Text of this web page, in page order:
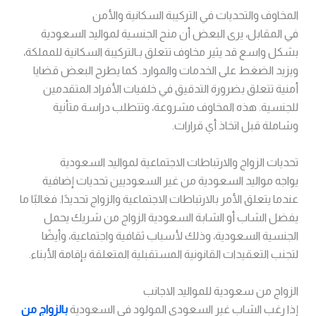
المخاوف والتحديات في التركيبة السكانية والأمن
في المقابل، يرى البعض أن منح الجنسية لمواليد السعودية
بشكل واسع قد يثير مخاوف تتعلق بـالتركيبة السكانية للمملكة،
ويزيد الضغط على الخدمات والموارد. كما يطرح البعض قضايا
أمنية تتعلق بضرورة التدقيق في خلفيات الأفراد المتقدمين
للجنسية. هذه المخاوف مشروعة، وتتطلب دراسة متأنية
وشاملة قبل اتخاذ أي قرارات.
تحديات الزواج والارتباطات الاجتماعية لمواليد السعودية
يواجه مواليد السعودية من غير السعوديين تحديات إضافية
عندما يتعلق الأمر بالارتباطات الاجتماعية والزواج تحديدًا. فغالبًا ما
يفضل الشاب أو الشابة السعودية الزواج من شريك يحمل
الجنسية السعودية، وذلك لأسباب ثقافية واجتماعية، وأيضًا
لتجنب التعقيدات القانونية المستقبلية المتعلقة بإقامة الأبناء.
الزواج من سعودية للمواليد الاجانب
إذا رغب الشاب غير السعودي المولود في السعوديةبالزواج من